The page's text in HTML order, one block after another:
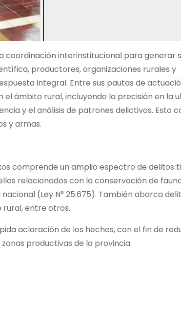
coordinación interinstitucional para generar
productores, organizaciones rurales y
integral. Entre sus pautas de
ámbito rural, incluyendo la precisión en la
y el análisis de patrones delictivos. Esto
y armas.
comprende un amplio espectro de delitos
relacionados con la conservación de
(Ley N° 25.675). También abarca
rural, entre otros.
aclaración de los hechos, con el fin de
productivas de la provincia.